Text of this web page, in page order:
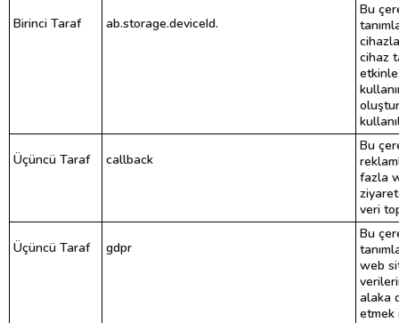
Birinci Taraf ab.storage.deviceId.
Bu
cihaz
Üçüncü Taraf callback
Bu
fazla
veri
Üçüncü Taraf gdpr
Bu
web
alaka
etmek